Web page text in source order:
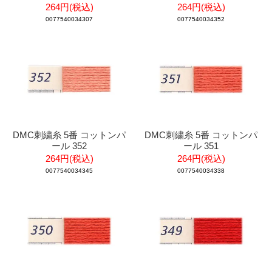
264円(税込)
0077540034307
264円(税込)
0077540034352
DMC刺繍糸 5番 コットンパ
ール 352
264円(税込)
0077540034345
DMC刺繍糸 5番 コットンパ
ール 351
264円(税込)
0077540034338